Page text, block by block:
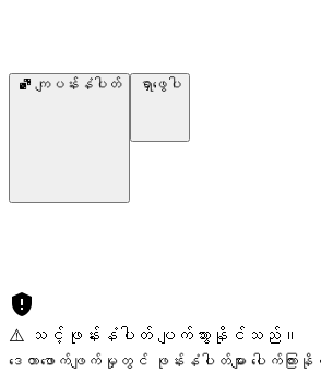
ကျပန်းနံပါတ် ရှာဖွေပါ
⚠️ သင့်ဖုန်းနံပါတ် ပျက်သွားနိုင်သည်။
ဒေတာဖောက်ဖျက်မှုတွင် ဖုန်းနံပါတ်များ ပေါက်